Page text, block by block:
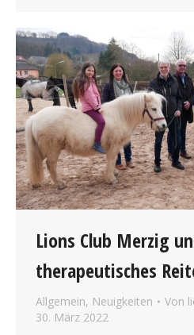
Lions Club Merzig
therapeutisches
Allgemein, Neuigkeiten Von
30. März 2022